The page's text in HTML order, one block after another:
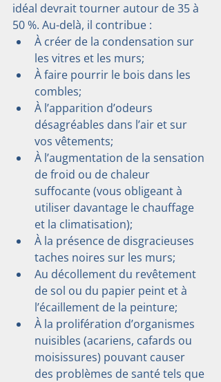
idéal devrait tourner autour de 35 à
50 %. Au-delà, il contribue :
À créer de la condensation sur
les vitres et les murs;
À faire pourrir le bois dans les
combles;
À l’apparition d’odeurs
désagréables dans l’air et sur
vos vêtements;
À l’augmentation de la sensation
de froid ou de chaleur
suffocante (vous obligeant à
utiliser davantage le chauffage
et la climatisation);
À la présence de disgracieuses
taches noires sur les murs;
Au décollement du revêtement
de sol ou du papier peint et à
l’écaillement de la peinture;
À la prolifération d’organismes
nuisibles (acariens, cafards ou
moisissures) pouvant causer
des problèmes de santé tels que